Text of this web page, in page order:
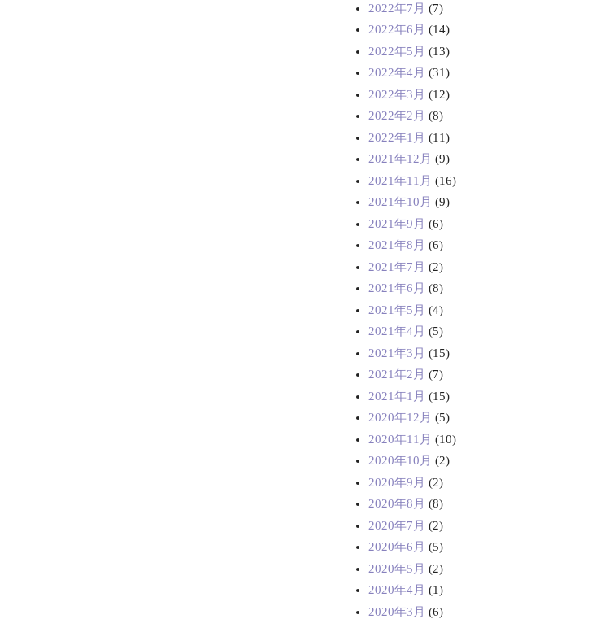
2022年7月 (7)
2022年6月 (14)
2022年5月 (13)
2022年4月 (31)
2022年3月 (12)
2022年2月 (8)
2022年1月 (11)
2021年12月 (9)
2021年11月 (16)
2021年10月 (9)
2021年9月 (6)
2021年8月 (6)
2021年7月 (2)
2021年6月 (8)
2021年5月 (4)
2021年4月 (5)
2021年3月 (15)
2021年2月 (7)
2021年1月 (15)
2020年12月 (5)
2020年11月 (10)
2020年10月 (2)
2020年9月 (2)
2020年8月 (8)
2020年7月 (2)
2020年6月 (5)
2020年5月 (2)
2020年4月 (1)
2020年3月 (6)